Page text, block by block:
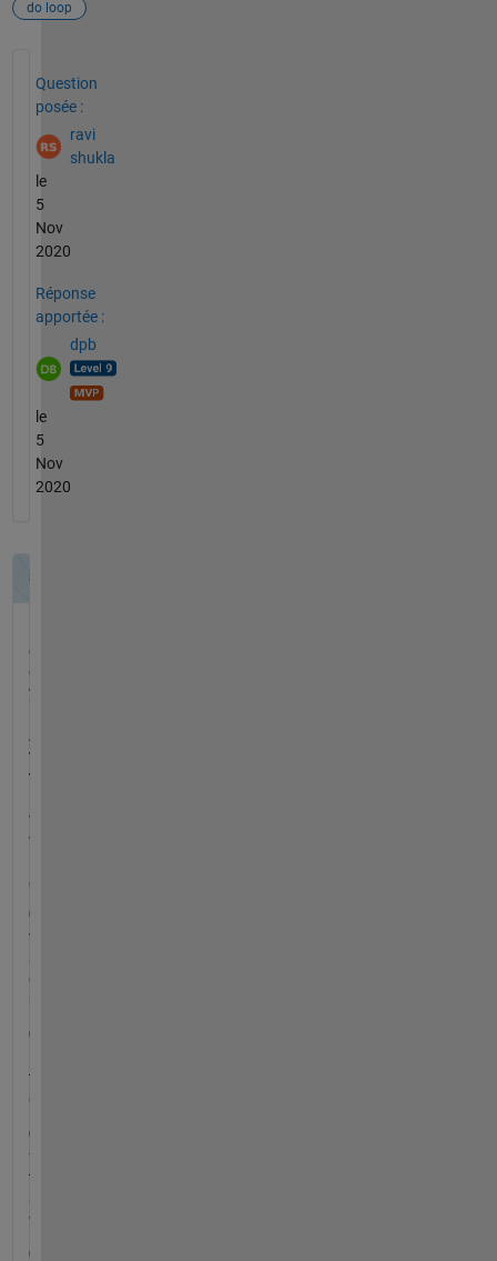
do loop
Question
posée :
ravi
shukla
le
5
Nov
2020
Réponse
apportée :
dpb
le
5
Nov
2020